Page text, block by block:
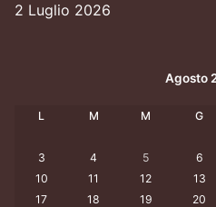
2 Luglio 2026
Agosto
L M M G
3
4 5 6
10
11 12 13
17
18 19 20